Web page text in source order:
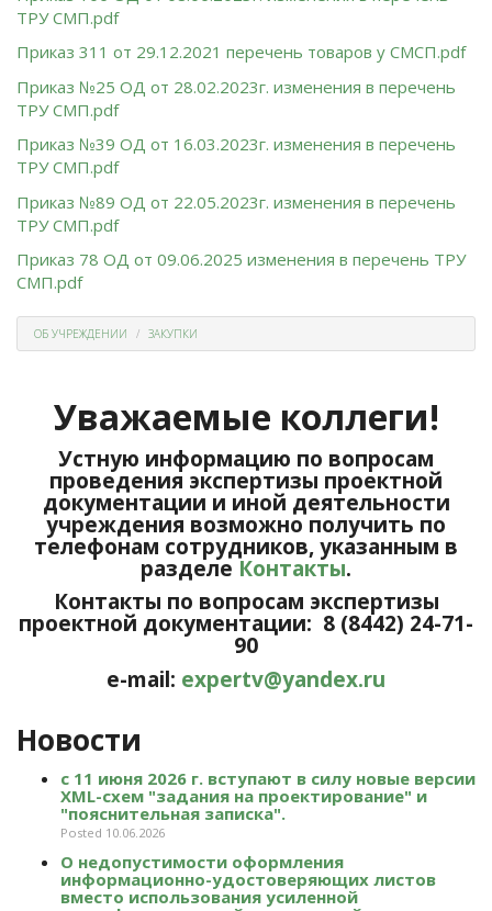
ТРУ СМП.pdf
Приказ 311 от 29.12.2021 перечень товаров у СМСП.pdf
Приказ №25 ОД от 28.02.2023г. изменения в перечень
ТРУ СМП.pdf
Приказ №39 ОД от 16.03.2023г. изменения в перечень
ТРУ СМП.pdf
Приказ №89 ОД от 22.05.2023г. изменения в перечень
ТРУ СМП.pdf
Приказ 78 ОД от 09.06.2025 изменения в перечень ТРУ
СМП.pdf
ОБ УЧРЕЖДЕНИИ ЗАКУПКИ
Уважаемые коллеги!
Устную информацию по вопросам
проведения экспертизы проектной
документации и иной деятельности
учреждения возможно получить по
телефонам сотрудников, указанным в
разделе Контакты.
Контакты по вопросам экспертизы
проектной документации: 8 (8442) 24-71-
90
e-mail: expertv@yandex.ru
Новости
с 11 июня 2026 г. вступают в силу новые версии
XML-схем "задания на проектирование" и
"пояснительная записка".
Posted 10.06.2026
О недопустимости оформления
информационно-удостоверяющих листов
вместо использования усиленной